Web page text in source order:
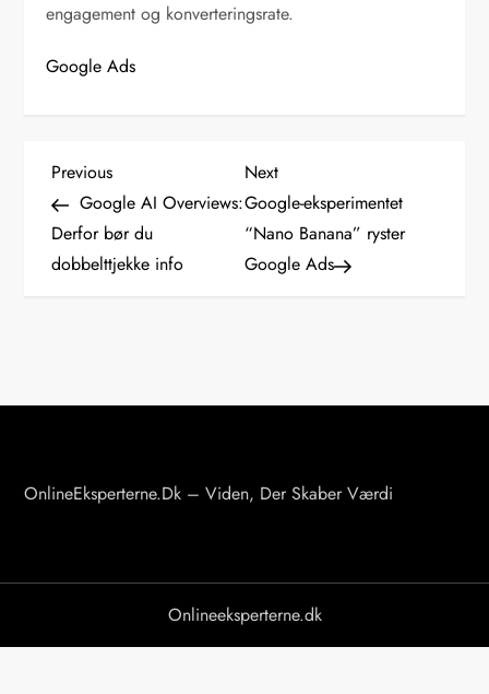
engagement og konverteringsrate.
Google Ads
I
n
d
g
i
Previous
Post
Previous
Google AI Overviews:
Derfor bør du
dobbelttjekke info
Next
Post
Next
Google-eksperimentet
“Nano Banana” ryster
Google Ads
OnlineEksperterne.dk – Viden, Der Skaber Værdi
Onlineeksperterne.dk